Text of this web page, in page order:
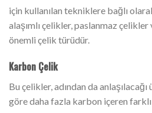
için kullanılan tekniklere bağlı
alaşımlı çelikler, paslanmaz
önemli çelik türüdür.
Karbon Çelik
Bu çelikler, adından da
göre daha fazla karbon içeren